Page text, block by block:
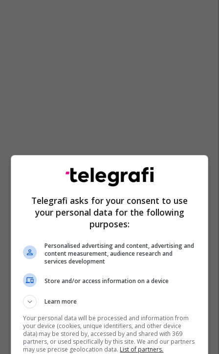
Telegrafi asks for your consent to use
your personal data for the following
purposes:
Personalised advertising and content, advertising and
content measurement, audience research and
services development
Store and/or access information on a device
Learn more
Your personal data will be processed and information from
your device (cookies, unique identifiers, and other device
data) may be stored by, accessed by and shared with 369
partners, or used specifically by this site. We and our partners
may use precise geolocation data. List of partners.